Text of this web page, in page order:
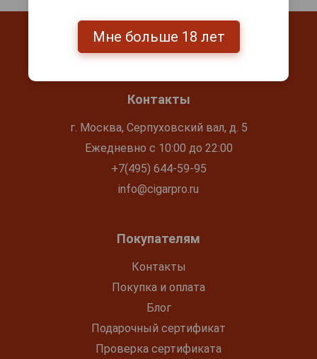
Контакты
г. Москва, Серпуховский вал, д. 5
Ежедневно с 10:00 до 22:00
+7(495) 644-59-95
info@cigarpro.ru
Покупателям
Контакты
Покупка и оплата
Блог
Подарочный сертификат
Проверка сертификата
Мне больше 18 лет